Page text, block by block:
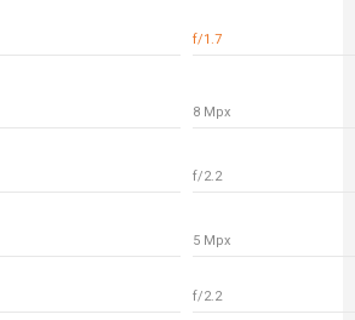
f/1.7
8 Mpx
f/2.2
5 Mpx
f/2.2